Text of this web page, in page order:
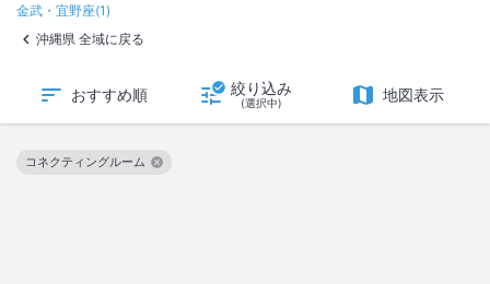
金武・宜野座(1)
沖縄県 全域に戻る
おすすめ順 絞り込み
(選択中) 地図表示
コネクティングルーム
この絞り込み条件を解除